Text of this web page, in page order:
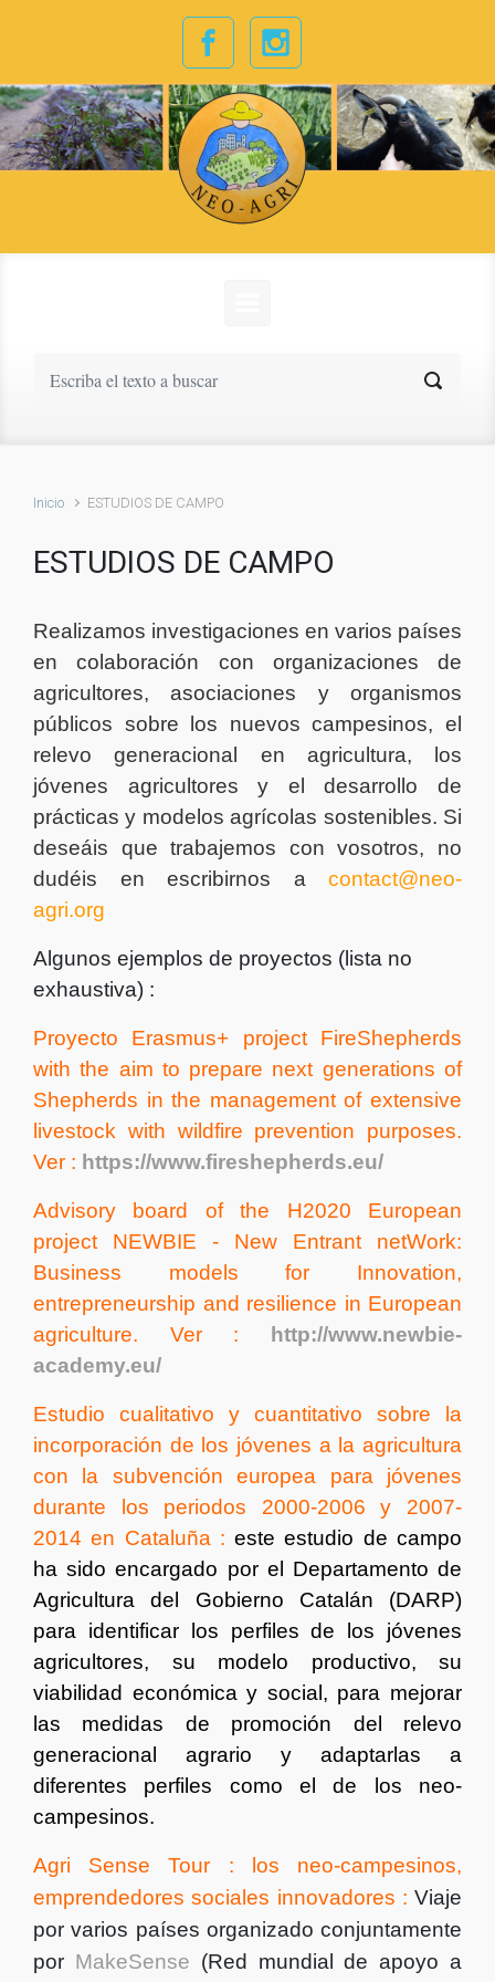
Saltar al contenido principal
Inicio ESTUDIOS DE CAMPO
ESTUDIOS DE CAMPO
Realizamos investigaciones en varios países
en colaboración con organizaciones de
agricultores, asociaciones y organismos
públicos sobre los nuevos campesinos, el
relevo generacional en agricultura, los
jóvenes agricultores y el desarrollo de
prácticas y modelos agrícolas sostenibles. Si
deseáis que trabajemos con vosotros, no
dudéis en escribirnos a
contact@neo-
agri.org
Algunos ejemplos de proyectos (lista no
exhaustiva) :
Proyecto Erasmus+ project FireShepherds
with the aim to prepare next generations of
Shepherds in the management of extensive
livestock with wildfire prevention purposes.
Ver : https://www.fireshepherds.eu/
Advisory board of the H2020 European
project NEWBIE - New Entrant netWork:
Business models for Innovation,
entrepreneurship and resilience in European
agriculture. Ver : http://www.newbie-
academy.eu/
Estudio cualitativo y cuantitativo sobre la
incorporación de los jóvenes a la agricultura
con la subvención europea para jóvenes
durante los periodos 2000-2006 y 2007-
2014 en Cataluña :este estudio de campo
ha sido encargado por el Departamento de
Agricultura del Gobierno Catalán (DARP)
para identificar los perfiles de los jóvenes
agricultores, su modelo productivo, su
viabilidad económica y social, para mejorar
las medidas de promoción del relevo
generacional agrario y adaptarlas a
diferentes perfiles como el de los neo-
campesinos.
Agri Sense Tour : los neo-campesinos,
emprendedores sociales innovadores : Viaje
por varios países organizado conjuntamente
por MakeSense (Red mundial de apoyo a